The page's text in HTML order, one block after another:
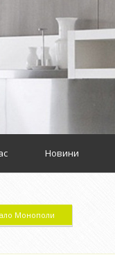
Новини
Монополи